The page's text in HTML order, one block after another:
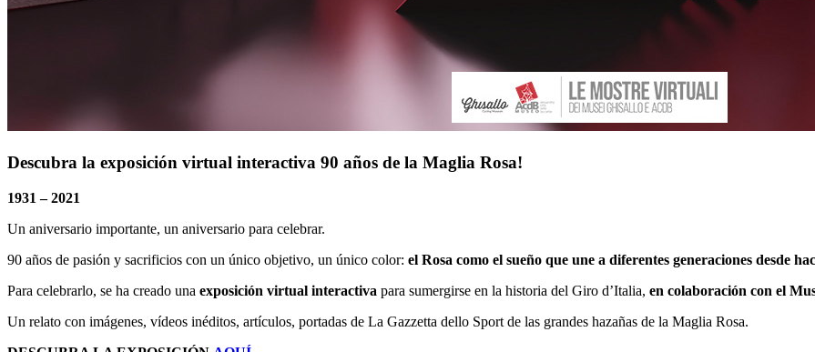
Descubra la exposición virtual interactiva 90 años de la Maglia Rosa!
1931 – 2021
Un aniversario importante, un aniversario para celebrar.
90 años de pasión y sacrificios con un único objetivo, un único color: el Rosa como el sueño que une a diferentes generaciones desde
Para celebrarlo, se ha creado una exposición virtual interactiva para sumergirse en la historia del Giro d’Italia, en colaboración con el
Un relato con imágenes, vídeos inéditos, artículos, portadas de La Gazzetta dello Sport de las grandes hazañas de la Maglia Rosa.